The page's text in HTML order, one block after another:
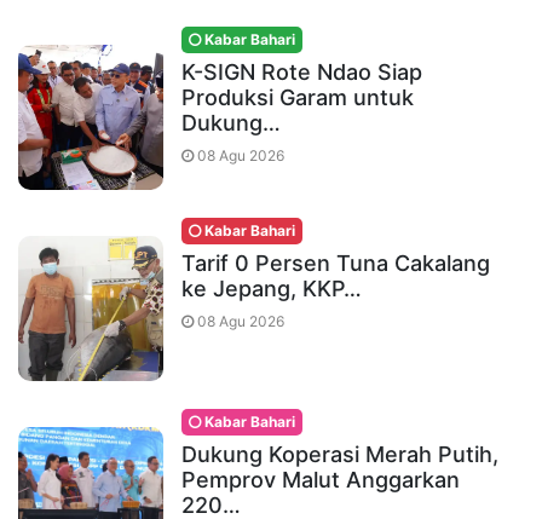
Kabar Bahari
K-SIGN Rote Ndao Siap
Produksi Garam untuk
Dukung…
08 Agu 2026
Kabar Bahari
Tarif 0 Persen Tuna Cakalang
ke Jepang, KKP…
08 Agu 2026
Kabar Bahari
Dukung Koperasi Merah Putih,
Pemprov Malut Anggarkan
220…